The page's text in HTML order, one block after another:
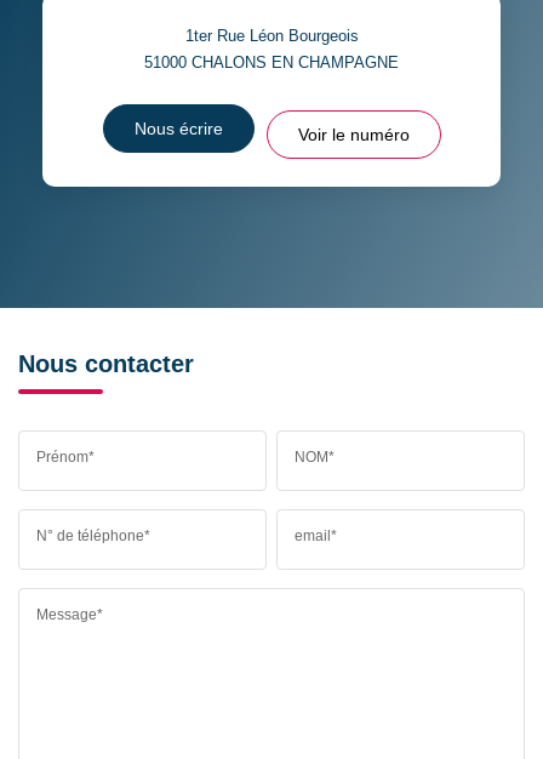
1ter Rue Léon Bourgeois
51000 CHALONS EN CHAMPAGNE
Nous écrire Voir le numéro
Nous contacter
Prénom* NOM*
N° de téléphone* email*
Message*